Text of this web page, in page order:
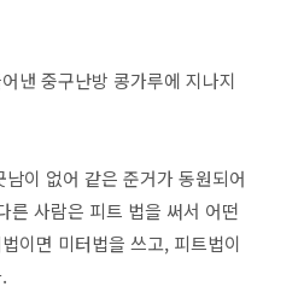
낸 중구난방 콩가루에 지나지
이 없어 같은 준거가 동원되어
른 사람은 피트 법을 써서 어떤
이면 미터법을 쓰고, 피트법이